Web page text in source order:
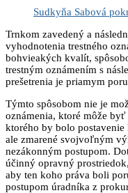
Sudkyňa Sabová
Trnkom zavedený a
vyhodnotenia trestného
bohvieakých kvalít,
trestným oznámením s
prešetrenia je priamym
Týmto spôsobom nie je
oznámenia, ktoré môže
ktorého by bolo postavenie
ale zmarené svojvoľným
nezákonným postupom.
účinný opravný
aby ten koho práva boli
postupom úradníka z